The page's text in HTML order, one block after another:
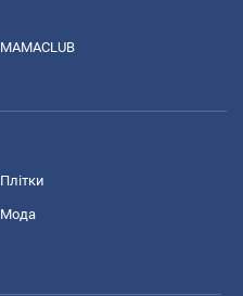
MAMACLUB
Плітки
Мода